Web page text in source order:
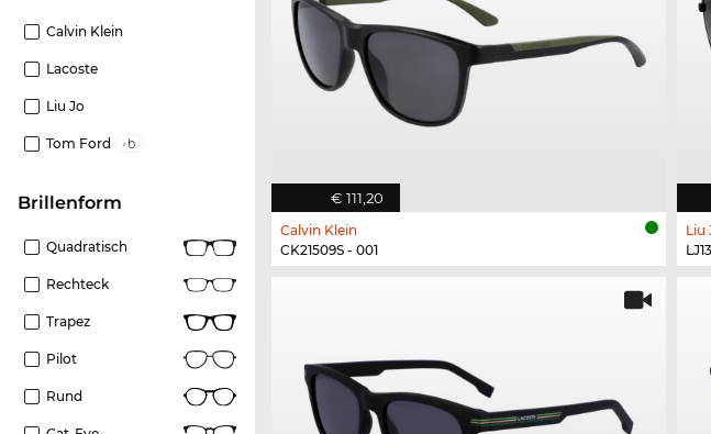
Calvin Klein
Lacoste
Liu Jo
Tom Ford
Brillenform
Quadratisch
Rechteck
Trapez
Pilot
Rund
€ 111,20
Calvin Klein
CK21509S - 001
Liu